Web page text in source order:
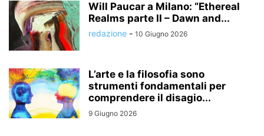
Will Paucar a Milano: “Ethereal
Realms parte II – Dawn and...
redazione - 10 Giugno 2026
L’arte e la filosofia sono
strumenti fondamentali per
comprendere il disagio...
9 Giugno 2026